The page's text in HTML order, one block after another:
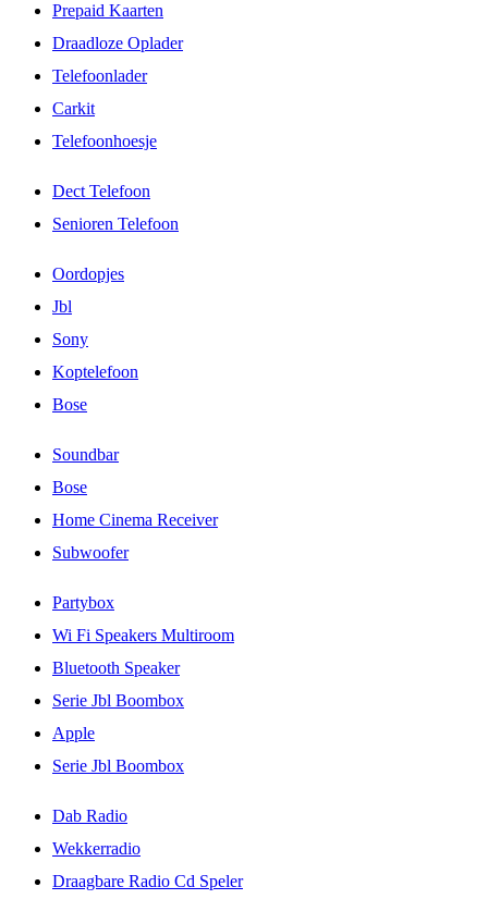
Prepaid Kaarten
Draadloze Oplader
Telefoonlader
Carkit
Telefoonhoesje
Dect Telefoon
Senioren Telefoon
Oordopjes
Jbl
Sony
Koptelefoon
Bose
Soundbar
Bose
Home Cinema Receiver
Subwoofer
Partybox
Wi Fi Speakers Multiroom
Bluetooth Speaker
Serie Jbl Boombox
Apple
Serie Jbl Boombox
Dab Radio
Wekkerradio
Draagbare Radio Cd Speler